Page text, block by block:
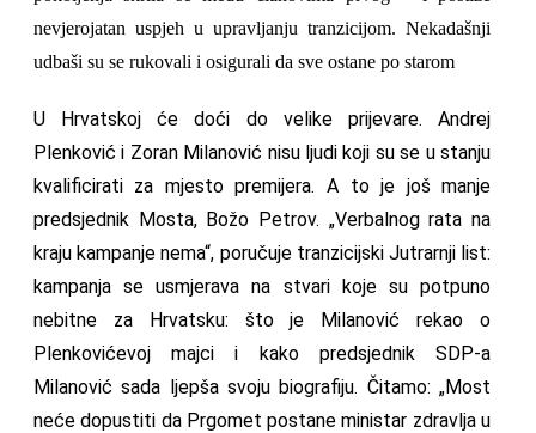
nevjerojatan uspjeh u upravljanju tranzicijom. Nekadašnji
udbaši su se rukovali i osigurali da sve ostane po starom
U Hrvatskoj će doći do velike prijevare. Andrej
Plenković i Zoran Milanović nisu ljudi koji su se u stanju
kvalificirati za mjesto premijera. A to je još manje
predsjednik Mosta, Božo Petrov. „Verbalnog rata na
kraju kampanje nema“, poručuje tranzicijski Jutrarnji list:
kampanja se usmjerava na stvari koje su potpuno
nebitne za Hrvatsku: što je Milanović rekao o
Plenkovićevoj majci i kako predsjednik SDP-a
Milanović sada ljepša svoju biografiju. Čitamo: „Most
neće dopustiti da Prgomet postane ministar zdravlja u